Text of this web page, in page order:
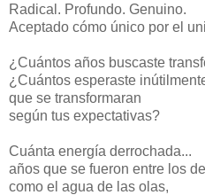
Radical. Profundo. Genuino.
Aceptado cómo único por el
¿Cuántos años buscaste
¿Cuántos esperaste
que se transformaran
según tus expectativas?
Cuánta energía derrochada...
años que se fueron entre los
como el agua de las olas,